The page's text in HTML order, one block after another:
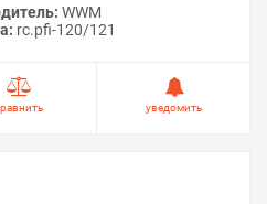
WWM
rc.pfi-120/121
уведомить